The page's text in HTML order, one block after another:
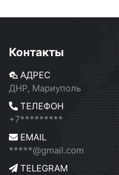
Контакты
АДРЕС
ДНР, Мариуполь
ТЕЛЕФОН
+7*********
EMAIL
*****@gmail.com
TELEGRAM